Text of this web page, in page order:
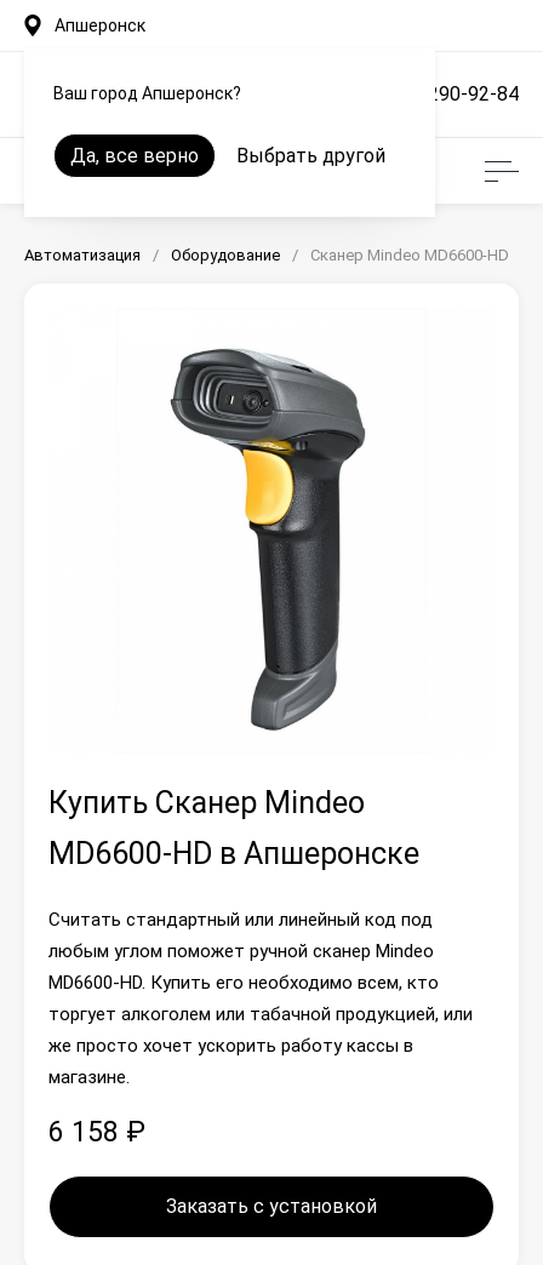
Апшеронск
Ваш город Апшеронск?
Да, все верно Выбрать другой
+7 (861) 290-92-84
Автоматизация / Оборудование / Сканер Mindeo MD6600-HD
Купить Сканер Mindeo
MD6600-HD в Апшеронске
Считать стандартный или линейный код под
любым углом поможет ручной сканер Mindeo
MD6600-HD. Купить его необходимо всем, кто
торгует алкоголем или табачной продукцией, или
же просто хочет ускорить работу кассы в
магазине.
6 158 ₽
Заказать с установкой